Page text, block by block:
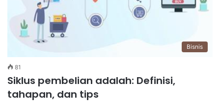
Bisnis
81
Siklus pembelian adalah: Definisi,
tahapan, dan tips